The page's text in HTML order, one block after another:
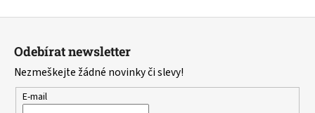
Odebírat newsletter
Nezmeškejte žádné novinky či slevy!
E-mail